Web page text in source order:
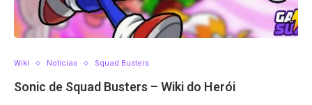
Wiki Notícias Squad Busters
Sonic de Squad Busters – Wiki do Herói